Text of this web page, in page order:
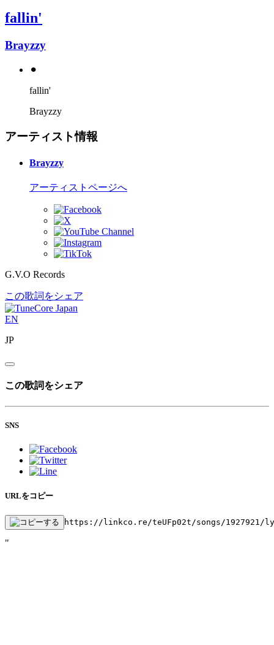
fallin'
Brayzzy
⚫︎
fallin'
Brayzzy
アーティスト情報
Brayzzy
アーティストページへ
G.V.O Records
この歌詞をシェア
EN
JP
この歌詞をシェア
SNS
URLをコピー
https://linkco.re/teUFp02t/songs/1927921/
"